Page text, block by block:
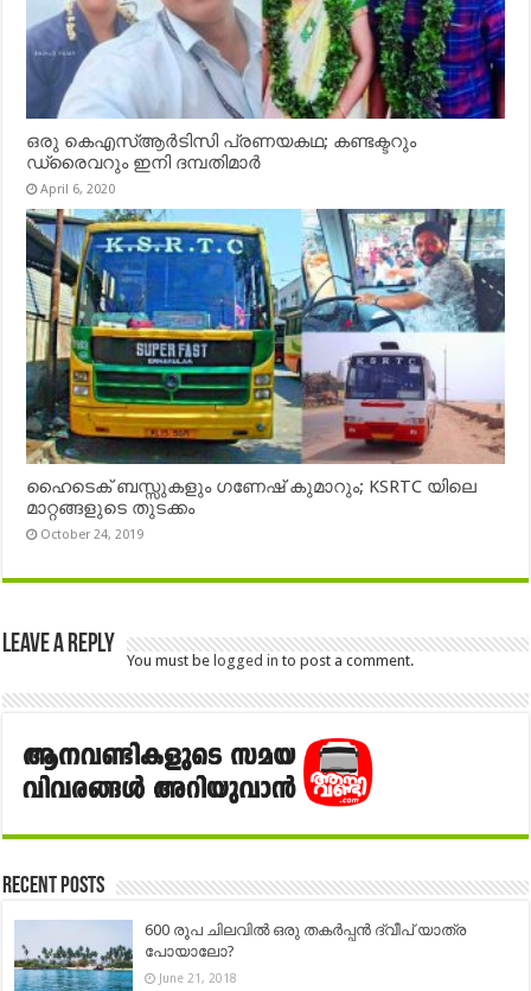
ഒരു കെഎസ്ആർടിസി പ്രണയകഥ; കണ്ടക്ടറും
ഡ്രൈവറും ഇനി ദമ്പതിമാർ
April 6, 2020
ഹൈടെക് ബസ്സുകളും ഗണേഷ് കുമാറും; KSRTC യിലെ
മാറ്റങ്ങളുടെ തുടക്കം
October 24, 2019
Leave a Reply
You must belogged in to post a comment.
Recent Posts
600 രൂപ ചിലവിൽ ഒരു തകർപ്പൻ ദ്വീപ് യാത്ര
പോയാലോ?
June 21, 2018